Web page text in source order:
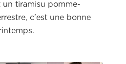
un tiramisu pomme-
c'est une bonne